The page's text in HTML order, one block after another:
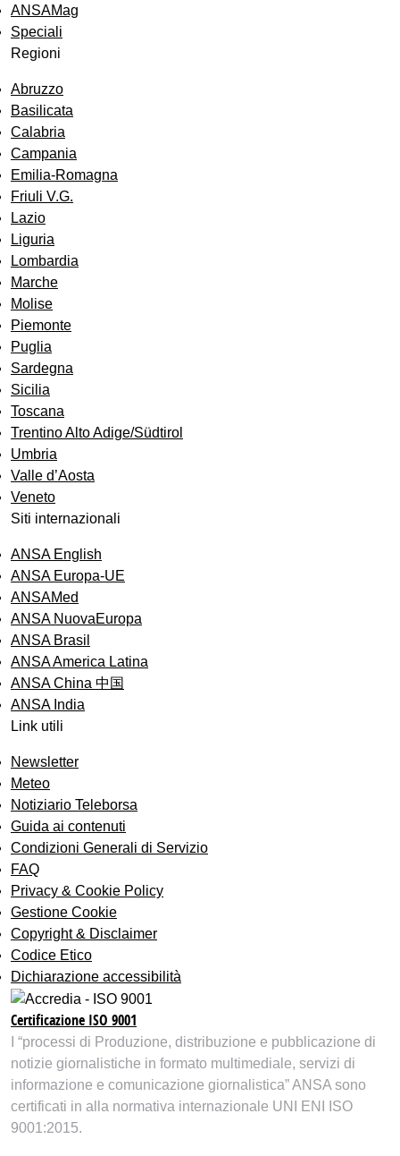
ANSAMag
Speciali
Regioni
Abruzzo
Basilicata
Calabria
Campania
Emilia-Romagna
Friuli V.G.
Lazio
Liguria
Lombardia
Marche
Molise
Piemonte
Puglia
Sardegna
Sicilia
Toscana
Trentino Alto Adige/Südtirol
Umbria
Valle d’Aosta
Veneto
Siti internazionali
ANSA English
ANSA Europa-UE
ANSAMed
ANSA NuovaEuropa
ANSA Brasil
ANSA America Latina
ANSA China 中国
ANSA India
Link utili
Newsletter
Meteo
Notiziario Teleborsa
Guida ai contenuti
Condizioni Generali di Servizio
FAQ
Privacy & Cookie Policy
Gestione Cookie
Copyright & Disclaimer
Codice Etico
Dichiarazione accessibilità
Certificazione ISO 9001
I “processi di Produzione, distribuzione e pubblicazione di
notizie giornalistiche in formato multimediale, servizi di
informazione e comunicazione giornalistica” ANSA sono
certificati in alla normativa internazionale UNI ENI ISO
9001:2015.